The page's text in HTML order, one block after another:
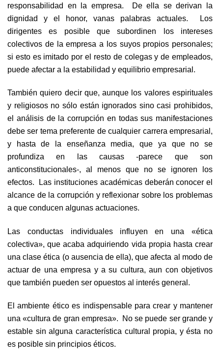
responsabilidad en la empresa. De ella se derivan la
dignidad y el honor, vanas palabras actuales. Los
dirigentes es posible que subordinen los intereses
colectivos de la empresa a los suyos propios personales;
si esto es imitado por el resto de colegas y de empleados,
puede afectar a la estabilidad y equilibrio empresarial.
También quiero decir que, aunque los valores espirituales
y religiosos no sólo están ignorados sino casi prohibidos,
el análisis de la corrupción en todas sus manifestaciones
debe ser tema preferente de cualquier carrera empresarial,
y hasta de la enseñanza media, que ya que no se
profundiza en las causas -parece que son
anticonstitucionales-, al menos que no se ignoren los
efectos. Las instituciones académicas deberán conocer el
alcance de la corrupción y reflexionar sobre los problemas
a que conducen algunas actuaciones.
Las conductas individuales influyen en una «ética
colectiva», que acaba adquiriendo vida propia hasta crear
una clase ética (o ausencia de ella), que afecta al modo de
actuar de una empresa y a su cultura, aun con objetivos
que también pueden ser opuestos al interés general.
El ambiente ético es indispensable para crear y mantener
una «cultura de gran empresa». No se puede ser grande y
estable sin alguna característica cultural propia, y ésta no
es posible sin principios éticos.